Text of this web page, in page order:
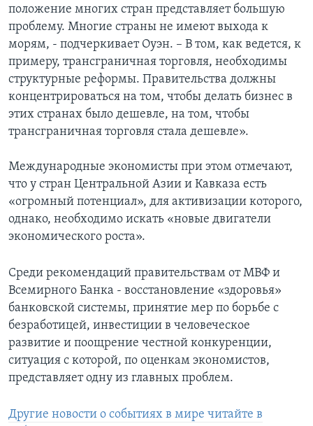
положение многих стран представляет большую
проблему. Многие страны не имеют выхода к
морям, - подчеркивает Оуэн. – В том, как ведется, к
примеру, трансграничная торговля, необходимы
структурные реформы. Правительства должны
концентрироваться на том, чтобы делать бизнес в
этих странах было дешевле, на том, чтобы
трансграничная торговля стала дешевле».
Международные экономисты при этом отмечают,
что у стран Центральной Азии и Кавказа есть
«огромный потенциал», для активизации которого,
однако, необходимо искать «новые двигатели
экономического роста».
Среди рекомендаций правительствам от МВФ и
Всемирного Банка - восстановление «здоровья»
банковской системы, принятие мер по борьбе с
безработицей, инвестиции в человеческое
развитие и поощрение честной конкуренции,
ситуация с которой, по оценкам экономистов,
представляет одну из главных проблем.
Другие новости о событиях в мире читайте в